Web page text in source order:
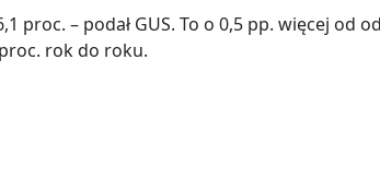
proc. – podał GUS. To o 0,5 pp. więcej od
rok do roku.